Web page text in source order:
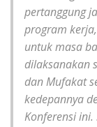
pertanggung
program
untuk masa
dilaksanakan
dan Mufakat
kedepannya
Konferensi ini.